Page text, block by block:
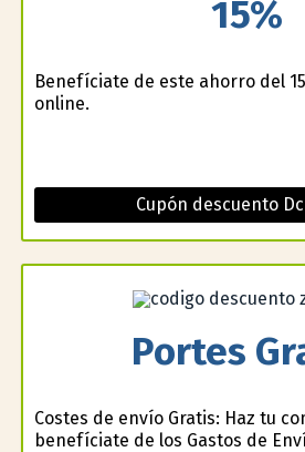
15%
Benefíciate de este ahorro del
online.
Cupón descuento
Portes
Costes de envío Gratis: Haz tu
benefíciate de los Gastos de